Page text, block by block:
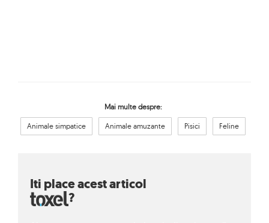
Mai multe despre:
Animale simpatice Animale amuzante Pisici Feline
Iti place acest articol
?